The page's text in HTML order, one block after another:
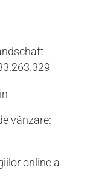
vânzare:
online a